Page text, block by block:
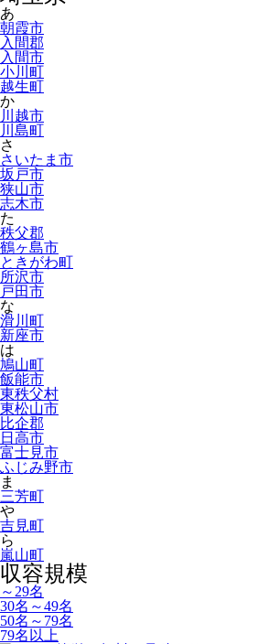
あ
朝霞市
入間郡
入間市
小川町
越生町
か
川越市
川島町
さ
さいたま市
坂戸市
狭山市
志木市
た
秩父郡
鶴ヶ島市
ときがわ町
所沢市
戸田市
な
滑川町
新座市
は
鳩山町
飯能市
東秩父村
東松山市
比企郡
日高市
富士見市
ふじみ野市
ま
三芳町
や
吉見町
ら
嵐山町
収容規模
～29名
30名～49名
50名～79名
79名以上